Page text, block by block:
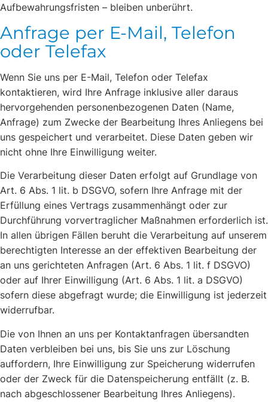
Aufbewahrungsfristen – bleiben unberührt.
Anfrage per E-Mail, Telefon
oder Telefax
Wenn Sie uns per E-Mail, Telefon oder Telefax
kontaktieren, wird Ihre Anfrage inklusive aller daraus
hervorgehenden personenbezogenen Daten (Name,
Anfrage) zum Zwecke der Bearbeitung Ihres Anliegens bei
uns gespeichert und verarbeitet. Diese Daten geben wir
nicht ohne Ihre Einwilligung weiter.
Die Verarbeitung dieser Daten erfolgt auf Grundlage von
Art. 6 Abs. 1 lit. b DSGVO, sofern Ihre Anfrage mit der
Erfüllung eines Vertrags zusammenhängt oder zur
Durchführung vorvertraglicher Maßnahmen erforderlich ist.
In allen übrigen Fällen beruht die Verarbeitung auf unserem
berechtigten Interesse an der effektiven Bearbeitung der
an uns gerichteten Anfragen (Art. 6 Abs. 1 lit. f DSGVO)
oder auf Ihrer Einwilligung (Art. 6 Abs. 1 lit. a DSGVO)
sofern diese abgefragt wurde; die Einwilligung ist jederzeit
widerrufbar.
Die von Ihnen an uns per Kontaktanfragen übersandten
Daten verbleiben bei uns, bis Sie uns zur Löschung
auffordern, Ihre Einwilligung zur Speicherung widerrufen
oder der Zweck für die Datenspeicherung entfällt (z. B.
nach abgeschlossener Bearbeitung Ihres Anliegens).